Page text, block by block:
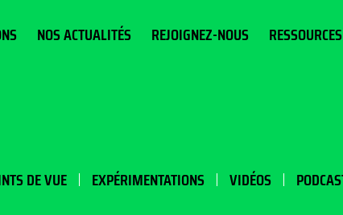
NOS ACTUALITÉS REJOIGNEZ-NOUS
DE VUE EXPÉRIMENTATIONS VIDÉOS